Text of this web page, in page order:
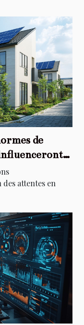
de
attentes en